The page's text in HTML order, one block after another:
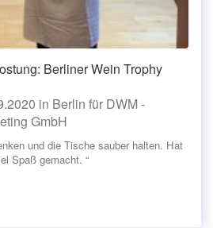
Berliner Wein Trophy
in Berlin für DWM -
GmbH
und die Tische sauber halten. Hat
Spaß gemacht. “